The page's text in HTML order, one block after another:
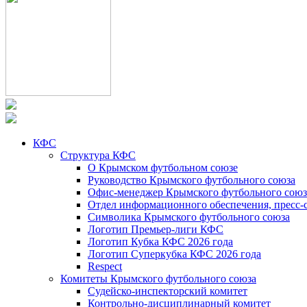
КФС
Структура КФС
О Крымском футбольном союзе
Руководство Крымского футбольного союза
Офис-менеджер Крымского футбольного
Отдел информационного обеспечения, пресс-
Символика Крымского футбольного союза
Логотип Премьер-лиги КФС
Логотип Кубка КФС 2026 года
Логотип Суперкубка КФС 2026 года
Respect
Комитеты Крымского футбольного союза
Судейско-инспекторский комитет
Контрольно-дисциплинарный комитет